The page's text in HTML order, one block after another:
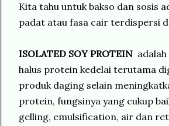
Kita tahu untuk bakso dan sosis
padat atau fasa cair terdispersi
ISOLATED SOY PROTEIN
halus protein kedelai terutama
produk daging selain
protein, fungsinya yang cukup
gelling, emulsification, air dan